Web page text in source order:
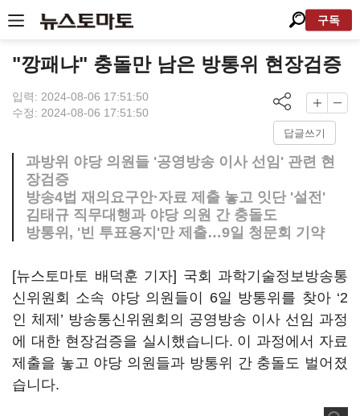
구독
"깡패냐" 충돌만 남은 방통위 현장검증
입력: 2024-08-06 17:51:50
수정: 2024-08-06 17:51:50
답글쓰기
과방위 야당 의원들 '공영방송 이사 선임' 관련 현
장검증
방송4법 재의요구안·자료 제출 놓고 잇단 '설전'
김태규 직무대행과 야당 의원 간 충돌도
방통위, '빈 투표용지'만 제출…9일 청문회 기약
[뉴스토마토 배덕훈 기자] 국회 과학기술정보방송통
신위원회 소속 야당 의원들이
6일 방통위를 찾아 ‘2
인 체제 ’ 방송통신위원회의 공영방송 이사 선임 과정
에 대한 현장검증을 실시했습니다. 이 과정에서 자료
제출을 놓고 야당 의원들과 방통위 간 충돌도 벌어졌
습니다.